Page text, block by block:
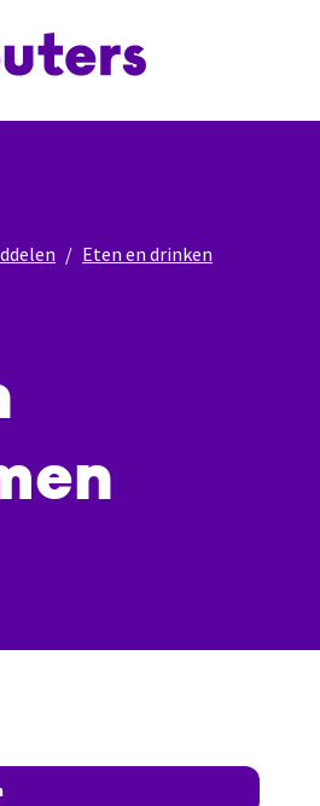
Eten en drinken